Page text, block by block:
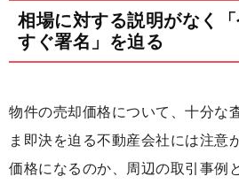
相場に対する説明がなく
すぐ署名」を迫る
物件の売却価格について、十分な
ま即決を迫る不動産会社には注意
価格になるのか、周辺の取引事例